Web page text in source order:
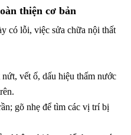
thiện cơ bản
có lỗi, việc sửa chữa nội thất
vết ố, dấu hiệu thấm nước
gõ nhẹ để tìm các vị trí bị